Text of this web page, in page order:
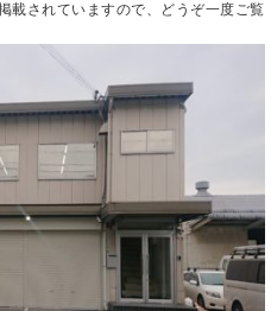
載されていますので、どうぞ一度ご覧